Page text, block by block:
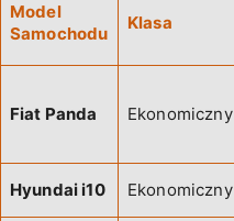
Model
Samochodu
Klasa
Fiat Panda Ekonomiczny
Hyundai i10 Ekonomiczny